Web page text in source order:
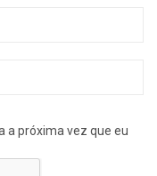
a próxima vez que eu